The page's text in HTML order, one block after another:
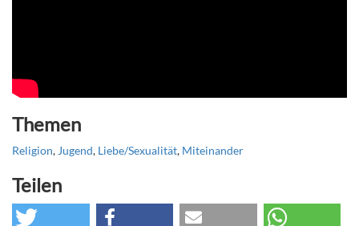
Themen
Religion, Jugend, Liebe/Sexualität, Miteinander
Teilen